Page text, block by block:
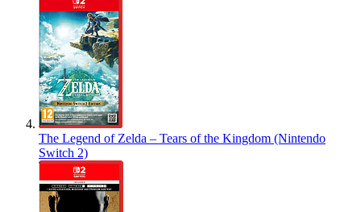
The Legend of Zelda – Tears of the Kingdom (Nintendo
Switch 2)